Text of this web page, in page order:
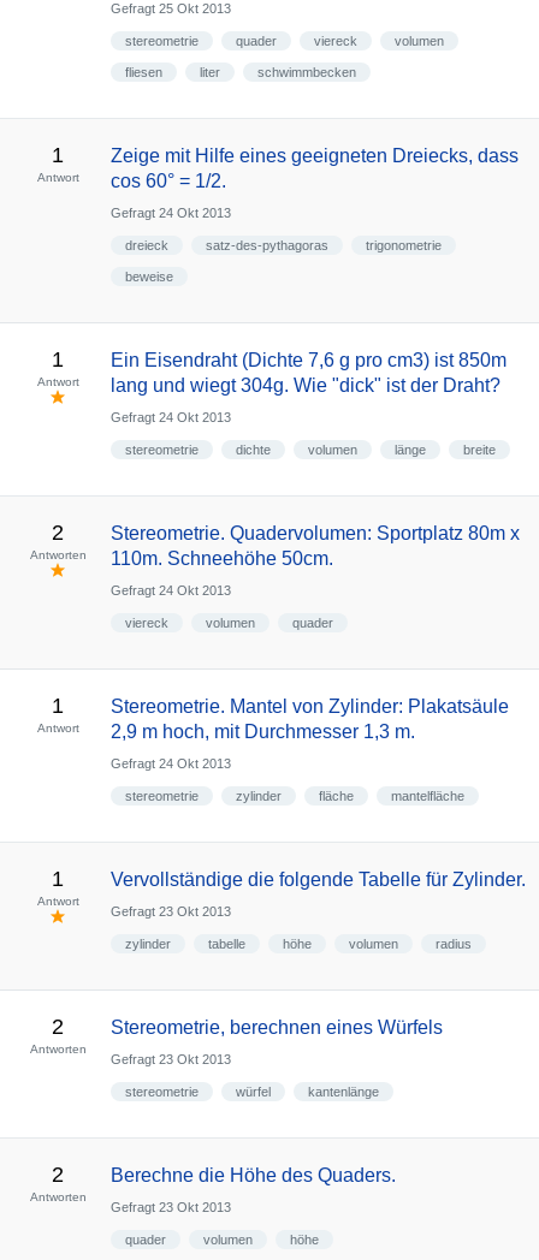
Gefragt 25 Okt 2013
stereometrie quader viereck volumen
fliesen liter schwimmbecken
1
Antwort
Zeige mit Hilfe eines geeigneten Dreiecks, dass
cos 60° = 1/2.
Gefragt 24 Okt 2013
dreieck satz-des-pythagoras trigonometrie
beweise
1
Antwort
Ein Eisendraht (Dichte 7,6 g pro cm3) ist 850m
lang und wiegt 304g. Wie "dick" ist der Draht?
Gefragt 24 Okt 2013
stereometrie dichte volumen länge breite
2
Antworten
Stereometrie. Quadervolumen: Sportplatz 80m x
110m. Schneehöhe 50cm.
Gefragt 24 Okt 2013
viereck volumen quader
1
Antwort
Stereometrie. Mantel von Zylinder: Plakatsäule
2,9 m hoch, mit Durchmesser 1,3 m.
Gefragt 24 Okt 2013
stereometrie zylinder fläche mantelfläche
1
Antwort
Vervollständige die folgende Tabelle für Zylinder.
Gefragt 23 Okt 2013
zylinder tabelle höhe volumen radius
2
Antworten
Stereometrie, berechnen eines Würfels
Gefragt 23 Okt 2013
stereometrie würfel kantenlänge
2
Antworten
Berechne die Höhe des Quaders.
Gefragt 23 Okt 2013
quader volumen höhe